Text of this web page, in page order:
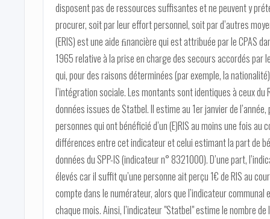
disposent pas de ressources suffisantes et ne peuvent y
procurer, soit par leur effort personnel, soit par d’autres
(ERIS) est une aide ﬁnancière qui est attribuée par le CPAS
1965 relative à la prise en charge des secours accordés par
qui, pour des raisons déterminées (par exemple, la
l’intégration sociale. Les montants sont identiques à ceux du
données issues de Statbel. Il estime au 1er janvier de
personnes qui ont bénéficié d’un (E)RIS au moins une fois au
différences entre cet indicateur et celui estimant la part de
données du SPP-IS (indicateur n° 8321000). D’une part,
élevés car il suffit qu’une personne ait perçu 1€ de RIS au
compte dans le numérateur, alors que l’indicateur
chaque mois. Ainsi, l’indicateur "Statbel" estime le nombre